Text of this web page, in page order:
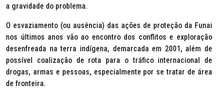
a gravidade do problema.
O esvaziamento (ou ausência) das ações de proteção da Funai
nos últimos anos vão ao encontro dos conflitos e exploração
desenfreada na terra indígena, demarcada em 2001, além de
possível coalização de rota para o tráfico internacional de
drogas, armas e pessoas, especialmente por se tratar de área
de fronteira.